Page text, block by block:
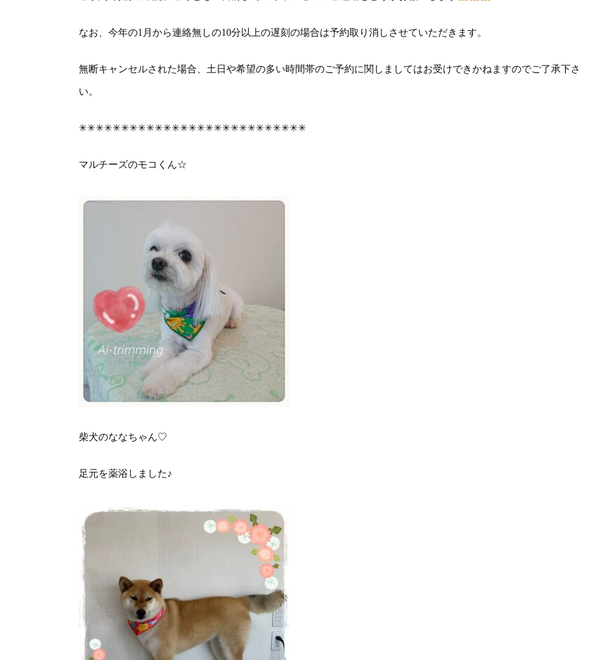
なお、今年の1 月から連絡無しの10分以上の遅刻の場合は予約取り消しさせていただきます。
無断キャンセルされた場合、土日や希望の多い時間帯のご予約に関しましてはお受けできかねますのでご了承下さ
い。
✳︎✳︎✳︎✳︎✳︎✳︎✳︎✳︎✳︎✳︎✳︎✳︎✳︎✳︎✳︎✳︎✳︎✳︎✳︎✳︎✳︎✳︎✳︎✳︎✳︎✳︎✳︎
マルチーズのモコくん☆
柴犬のななちゃん♡
足元を薬浴しました♪